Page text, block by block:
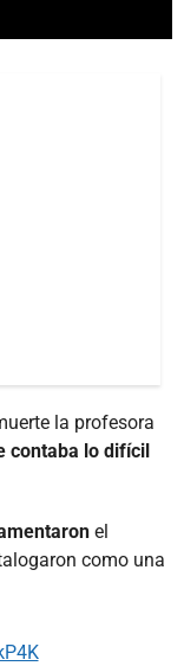
la profesora
contaba lo difícil
el
como una